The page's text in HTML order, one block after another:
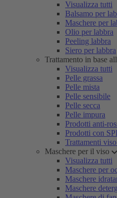
Visualizza tutti
Balsamo per
Maschere per
Olio per labbra
Peeling labbra
Siero per labbra
Trattamento in base
Visualizza tutti
Pelle grassa
Pelle mista
Pelle sensibile
Pelle secca
Pelle impura
Prodotti anti-
Prodotti con
Trattamenti
Maschere per il viso
Visualizza tutti
Maschere per
Maschere
Maschere